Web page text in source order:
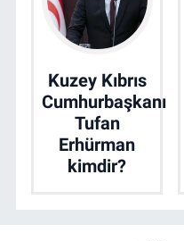
Kuzey Kıbrıs
Cumhurbaşkanı
Tufan
Erhürman
kimdir?